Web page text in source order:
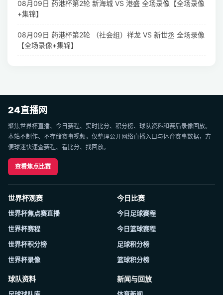
08月09日 药港杯第2轮 新海城 VS 港盛 全场录像【全场录像
+集锦】
08月09日 药港杯第2轮 （社会组）祥龙 VS 新世丞 全场录像
【全场录像+集锦】
24直播网
聚焦世界杯直播、今日赛程、实时比分、积分榜、球队资料和赛后录像回放。
本站不制作、不存储赛事视频，仅整理公开网络直播入口与体育赛事数据，方
便球迷快速查赛程、看比分、找回放。
查看焦点比赛
世界杯观赛
世界杯焦点赛直播
世界杯赛程
世界杯积分榜
世界杯录像
今日比赛
今日足球赛程
今日篮球赛程
足球积分榜
篮球积分榜
球队资料 新闻与回放